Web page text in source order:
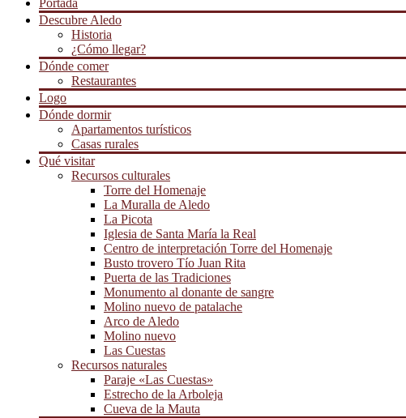
Portada
Descubre Aledo
Historia
¿Cómo llegar?
Dónde comer
Restaurantes
Logo
Dónde dormir
Apartamentos turísticos
Casas rurales
Qué visitar
Recursos culturales
Torre del Homenaje
La Muralla de Aledo
La Picota
Iglesia de Santa María la Real
Centro de interpretación Torre del Homenaje
Busto trovero Tío Juan Rita
Puerta de las Tradiciones
Monumento al donante de sangre
Molino nuevo de patalache
Arco de Aledo
Molino nuevo
Las Cuestas
Recursos naturales
Paraje «Las Cuestas»
Estrecho de la Arboleja
Cueva de la Mauta